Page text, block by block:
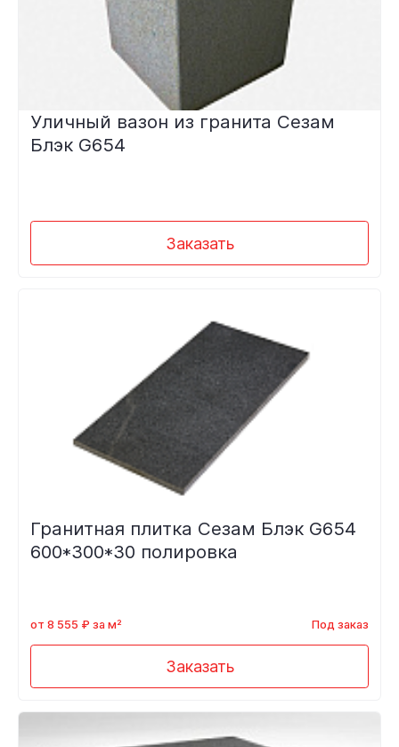
Уличный вазон из гранита Сезам
Блэк G654
Заказать
Гранитная плитка Сезам Блэк G654
600*300*30 полировка
от 8 555 ₽ за м² Под заказ
Заказать